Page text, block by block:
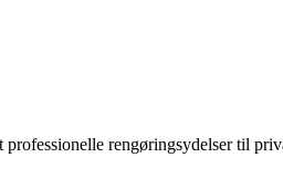
rengøringsydelser til